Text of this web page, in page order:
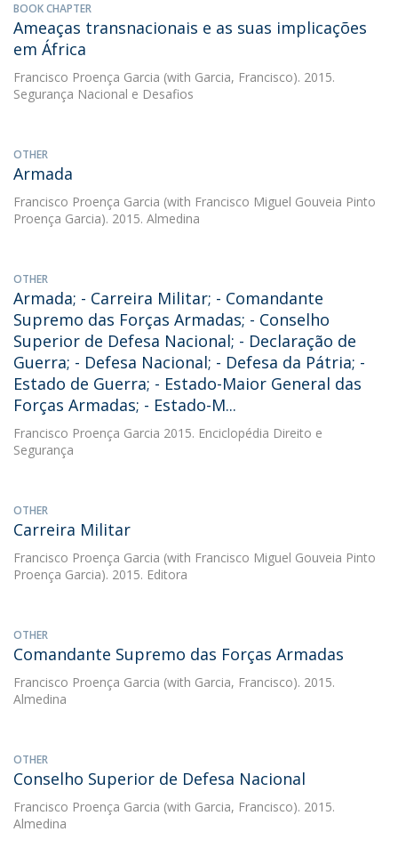
BOOK CHAPTER
Ameaças transnacionais e as suas implicações
em África
Francisco Proença Garcia (with Garcia, Francisco). 2015.
Segurança Nacional e Desafios
OTHER
Armada
Francisco Proença Garcia (with Francisco Miguel Gouveia Pinto
Proença Garcia). 2015. Almedina
OTHER
Armada; - Carreira Militar; - Comandante
Supremo das Forças Armadas; - Conselho
Superior de Defesa Nacional; - Declaração de
Guerra; - Defesa Nacional; - Defesa da Pátria; -
Estado de Guerra; - Estado-Maior General das
Forças Armadas; - Estado-M...
Francisco Proença Garcia 2015. Enciclopédia Direito e
Segurança
OTHER
Carreira Militar
Francisco Proença Garcia (with Francisco Miguel Gouveia Pinto
Proença Garcia). 2015. Editora
OTHER
Comandante Supremo das Forças Armadas
Francisco Proença Garcia (with Garcia, Francisco). 2015.
Almedina
OTHER
Conselho Superior de Defesa Nacional
Francisco Proença Garcia (with Garcia, Francisco). 2015.
Almedina